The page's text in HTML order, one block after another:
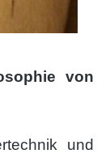
von
und